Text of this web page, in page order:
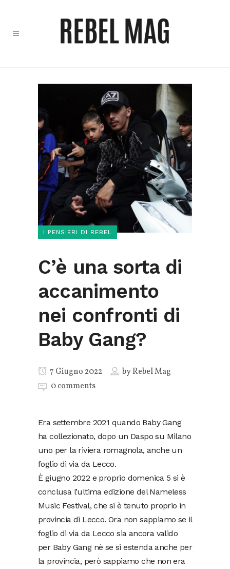
I PENSIERI DI REBEL
C’è una sorta di
accanimento
nei confronti di
Baby Gang?
7 Giugno 2022 byRebel Mag
0 comments
Era settembre 2021 quando Baby Gang
ha collezionato, dopo un Daspo su Milano
uno per la riviera romagnola, anche un
foglio di via da Lecco.
È giugno 2022 e proprio domenica 5 si è
conclusa l’ultima edizione del Nameless
Music Festival, che si è tenuto proprio in
provincia di Lecco. Ora non sappiamo se il
foglio di via da Lecco sia ancora valido
per Baby Gang nè se si estenda anche per
la provincia, però sappiamo che non era